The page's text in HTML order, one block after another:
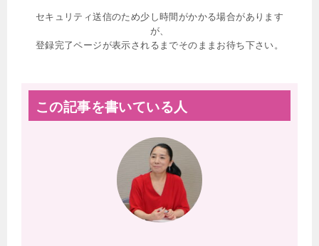
セキュリティ送信のため少し時間がかかる場合があります
が、
登録完了ページが表示されるまでそのままお待ち下さい。
この記事を書いている人